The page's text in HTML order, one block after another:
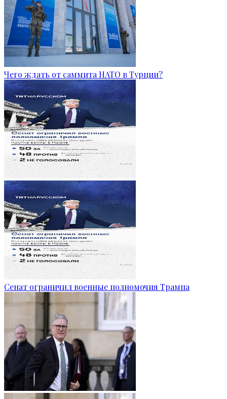
Чего ждать от саммита НАТО в Турции?
Сенат ограничил военные полномочия Трампа